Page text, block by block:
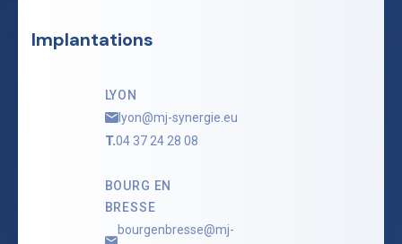
Implantations
LYON
lyon@mj-synergie.eu
T.04 37 24 28 08
BOURG EN
BRESSE
bourgenbresse@mj-